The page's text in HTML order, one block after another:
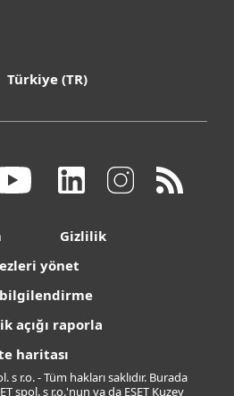
yönet
bilgilendirme
açığı raporla
haritası
s r.o. - Tüm hakları saklıdır. Burada
spol. s r.o.'nun ya da ESET Kuzey
Diğer tüm isim ve markalar